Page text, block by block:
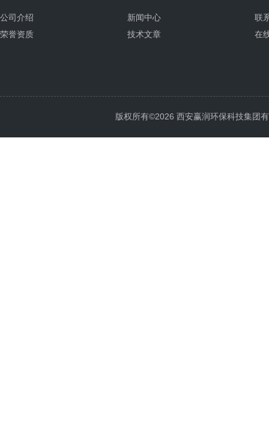
公司介绍
荣誉资质
新闻中心
技术文章
联
在
版权所有©2026 西安赢润环保科技集团